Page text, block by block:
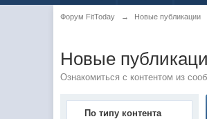
Форум FitToday → Новые публикации
Новые
Ознакомиться с контентом из
По типу контента